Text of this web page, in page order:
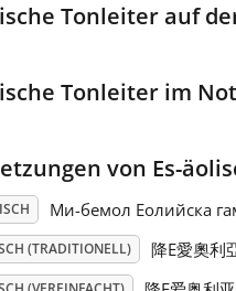
Tonleiter auf
Tonleiter im
von Es-
Mи-бемол Еолийска
(TRADITIONELL) 降E愛奧利